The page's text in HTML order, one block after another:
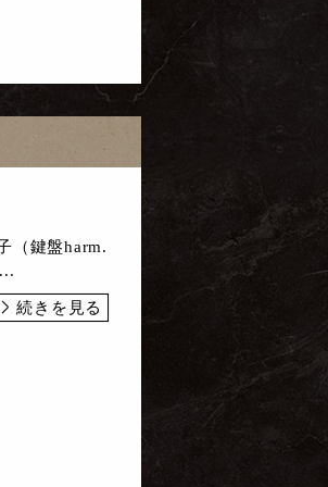
（鍵盤harm.
続きを見る